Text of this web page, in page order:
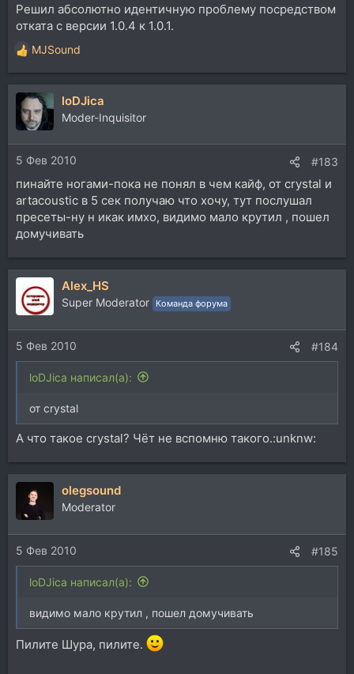
Решил абсолютно идентичную проблему посредством
отката с версии 1.0.4 к 1.0.1.
Р
е
а
к
ц
и
и
:
MJSound
loDJica
Moder-Inquisitor
5 Фев 2010 #183
пинайте ногами-пока не понял в чем кайф, от crystal и
artacoustic в 5 сек получаю что хочу, тут послушал
пресеты-ну н икак имхо, видимо мало крутил , пошел
домучивать
Alex_HS
Super Moderator Команда форума
5 Фев 2010 #184
loDJica написал(а):
от crystal
А что такое crystal? Чёт не вспомню такого.:unknw:
olegsound
Moderator
5 Фев 2010 #185
loDJica написал(а):
видимо мало крутил , пошел домучивать
Пилите Шура, пилите.